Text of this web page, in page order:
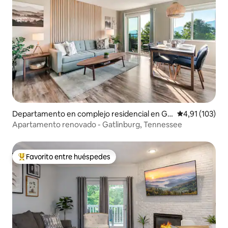
Departamento en complejo residencial en Ga
tlinburg
Calificación
4,91 (103)
Apartamento renovado - Gatlinburg, Tennessee
Favorito entre los huéspedes más destacados
Favorito entre huéspedes